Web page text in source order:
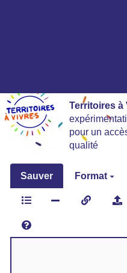
Territoires à
pour un
qualité
Sauver Format